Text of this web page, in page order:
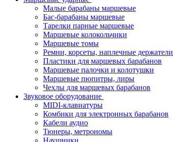
Малые барабаны маршевые
Бас-барабаны маршевые
Тарелки парные маршевые
Маршевые колокольчики
Маршевые томы
Ремни, корсеты, наплечные держатели
Пластики для маршевых барабанов
Маршевые палочки и колотушки
Маршевые пюпитры, лиры
Чехлы для маршевых барабанов
Звуковое оборудование
MIDI-клавиатуры
Комбики для электронных барабанов
Кабели аудио
Тюнеры, метрономы
Наушники